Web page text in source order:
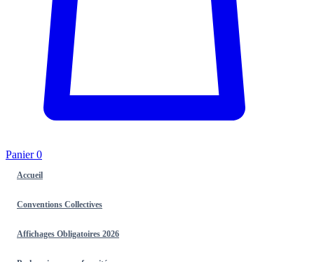
Panier0
Accueil
Conventions Collectives
Affichages Obligatoires 2026